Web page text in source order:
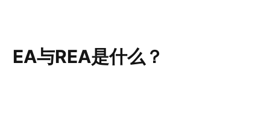
EA与REA是什么？